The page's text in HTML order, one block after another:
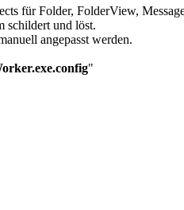
für Folder, FolderView,
schildert und löst.
angepasst werden.
"